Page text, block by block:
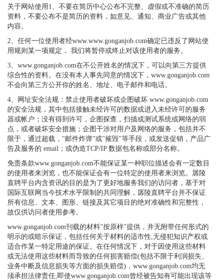
关于网站使用1、不要在简历中心公布不完整、虚假或不准确的简历
资料，不要公布不是简历的资料，如意见、通知、商业广告或其他
内容。
2、任何一位使用者经www.www.gonganjob.com确定已违反了网站使
用规则某一项规定， 我们将暂停或终止对该使用者的服务。
3、www.gonganjob.com在不公开姓名的情况下，可以向第三方提供
综合性的资料。在没有本人事先同意的情况下，www.gonganjob.com
不会向第三方公开你的姓名、地址、电子邮件和电话。
4、网址安全法规：禁止使用者破坏或企图破坏 www.gonganjob.com
的安全法规，其中包括接触未经许可的数据或进入未经许可的服务
器或帐户；没有得到许可，企图探查，扫描或测试系统或网络的弱
点，或者破坏安全措施；企图干涉对用户及网络的服务，包括并不
限于，通过超载，"邮件炸弹"或"摧毁"等手段，或发送促销，产品广
告及服务的 email；或伪造TCP/IP 数据包名称或部分名称。
免责条款www.gonganjob.com不能保证某一种职位描述会有一定数目
的使用者来浏览，也不能保证会有一位特定的使用者来浏览。孱陵
直聘平台内含资讯的目的是为了更好地服务我们的访问者，基于对
国际互联网当今技术水平限制的共同理解，孱陵直聘平台并不保证
所有信息、文本、图形、链接及其它项目的绝对准确性和完整性，
故仅供访问者使用参考。
www.gonganjob.com刊载的材料"按原样"提供，并无附带任何形式的
明示的或暗示保证，包括任何关于材料的适市性,无侵犯知识产权或
适合作某一特定用途的保证。在任何情况下，对于因使用这些材料
或无法使用这些材料而导致的任何损害赔偿(包括不限于利润损失、
业务中断及信息损失等方面的损失赔偿)，www.gonganjob.com均无
须承担法律责任,即使www.gonganjob.com曾经被告知有可能出现该等